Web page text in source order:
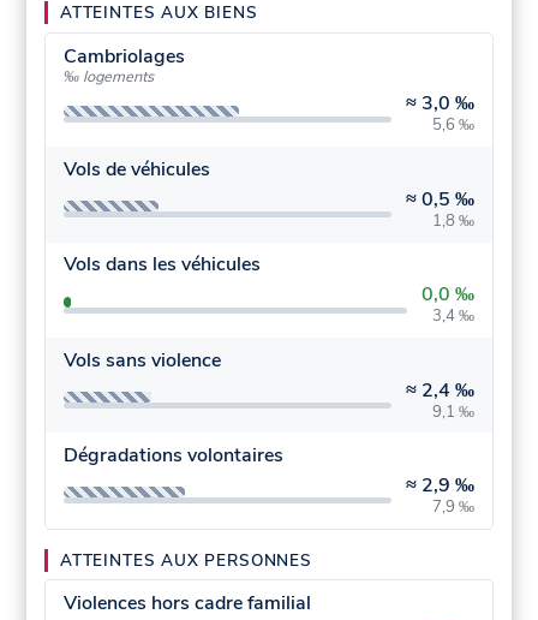
ATTEINTES AUX BIENS
Cambriolages
‰ logements
≈ 3,0 ‰
5,6 ‰
Vols de véhicules
≈0,5 ‰
1,8 ‰
Vols dans les véhicules
0,0 ‰
3,4 ‰
Vols sans violence
≈ 2,4 ‰
9,1 ‰
Dégradations volontaires
≈ 2,9 ‰
7,9 ‰
ATTEINTES AUX PERSONNES
Violences hors cadre familial